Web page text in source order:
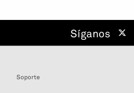
Síganos
Soporte